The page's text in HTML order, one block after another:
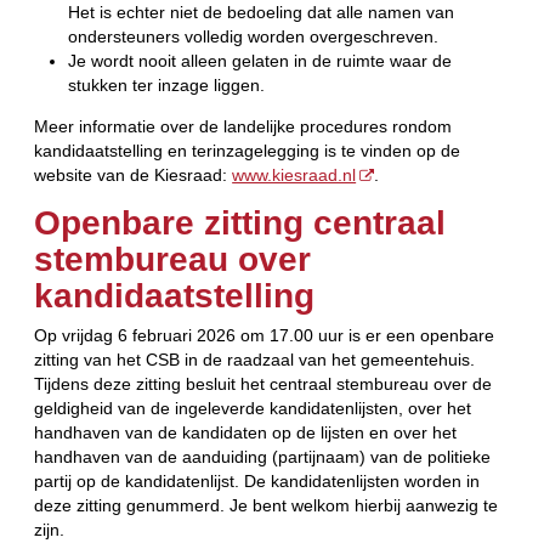
Het is echter niet de bedoeling dat alle namen van
ondersteuners volledig worden overgeschreven.
Je wordt nooit alleen gelaten in de ruimte waar de
stukken ter inzage liggen.
Meer informatie over de landelijke procedures rondom
kandidaatstelling en terinzagelegging is te vinden op de
website van de Kiesraad:www.kiesraad.nl
Openbare zitting centraal
stembureau over
kandidaatstelling
Op vrijdag 6 februari 2026 om 17.00 uur is er een openbare
zitting van het CSB in de raadzaal van het gemeentehuis.
Tijdens deze zitting besluit het centraal stembureau over de
geldigheid van de ingeleverde kandidatenlijsten, over het
handhaven van de kandidaten op de lijsten en over het
handhaven van de aanduiding (partijnaam) van de politieke
partij op de kandidatenlijst. De kandidatenlijsten worden in
deze zitting genummerd. Je bent welkom hierbij aanwezig te
zijn.